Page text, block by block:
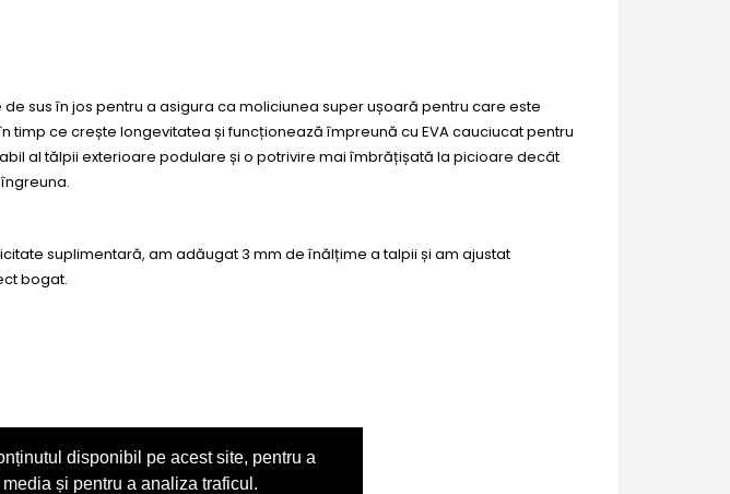
disponibil pe acest site, pentru a
și pentru a analiza traficul.
sus în jos pentru a asigura ca moliciunea super ușoară pentru care este
ce crește longevitatea și funcționează împreună cu EVA cauciucat pentru
al tălpii exterioare podulare și o potrivire mai îmbrățișată la picioare decât
suplimentară, am adăugat 3 mm de înălțime a talpii și am ajustat
bogat.